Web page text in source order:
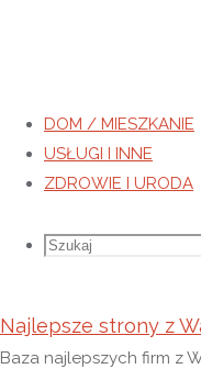
DOM / MIESZKANIE
USŁUGI I INNE
ZDROWIE I URODA
Szukaj
Szukaj:
Najlepsze strony z
Baza najlepszych firm z
Tag:gojenie